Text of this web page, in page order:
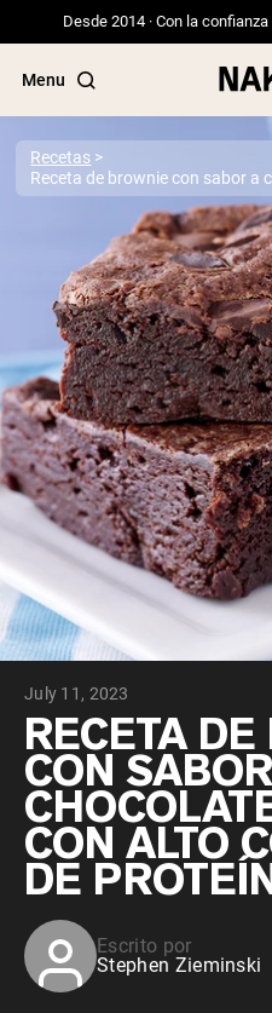
Desde 2014 · Con la
Menu
Términos de Búsqueda
”Protein Powder“
”Overnight Oats“
”Vegan protein“
”Collagen“
”Micellar Casein“
Recetas
July 11, 2023
RECETA
CON
CON ALTO
DE
Escrito por
Stephen Zieminski